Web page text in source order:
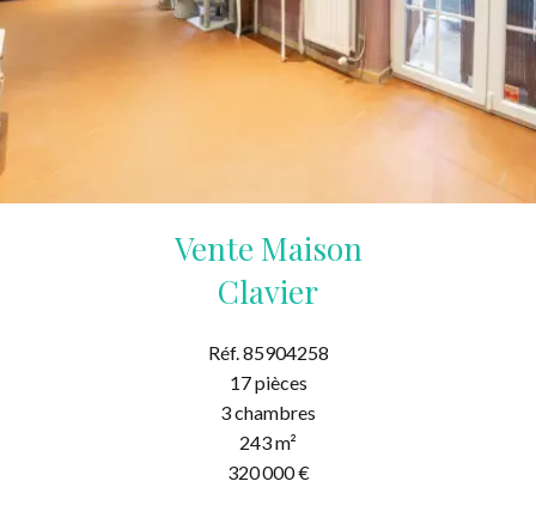
Vente Maison
Clavier
Réf. 85904258
17 pièces
3 chambres
243 m²
320 000 €